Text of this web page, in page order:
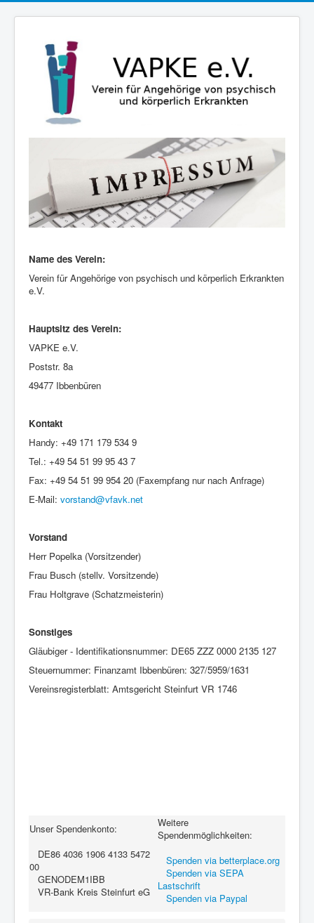
Name des Verein:
Verein für Angehörige von psychisch und körperlich Erkrankten
e.V.
Hauptsitz des Verein:
VAPKE e.V.
Poststr. 8a
49477 Ibbenbüren
Kontakt
Handy: +49 171 179 534 9
Tel.: +49 54 51 99 95 43 7
Fax: +49 54 51 99 954 20 (Faxempfang nur nach Anfrage)
E-Mail: vorstand@vfavk.net
Vorstand
Herr Popelka (Vorsitzender)
Frau Busch (stellv. Vorsitzende)
Frau Holtgrave (Schatzmeisterin)
Sonstiges
Gläubiger - Identifikationsnummer: DE65 ZZZ 0000 2135 127
Steuernummer: Finanzamt Ibbenbüren: 327/5959/1631
Vereinsregisterblatt: Amtsgericht Steinfurt VR 1746
Unser Spendenkonto:
DE86 4036 1906 4133 5472
00
GENODEM1IBB
VR-Bank Kreis Steinfurt eG
Weitere
Spendenmöglichkeiten:
Spenden via betterplace.org
Spenden via SEPA
Lastschrift
Spenden via Paypal